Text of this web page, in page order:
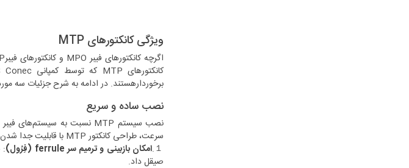
ویژگی کانکتورهای MTP
برخوردارهستند. در ادامه به شرح جزئیات سه
نصب ساده و سریع
سرعت، طراحی کانکتور MTP با قابلیت جدا شدن بدنه است که این ویژگی چند مزیت دارد:
１. امکان بازبینی و ترمیم سر ferrule (فِرُول)
صیقل داد.